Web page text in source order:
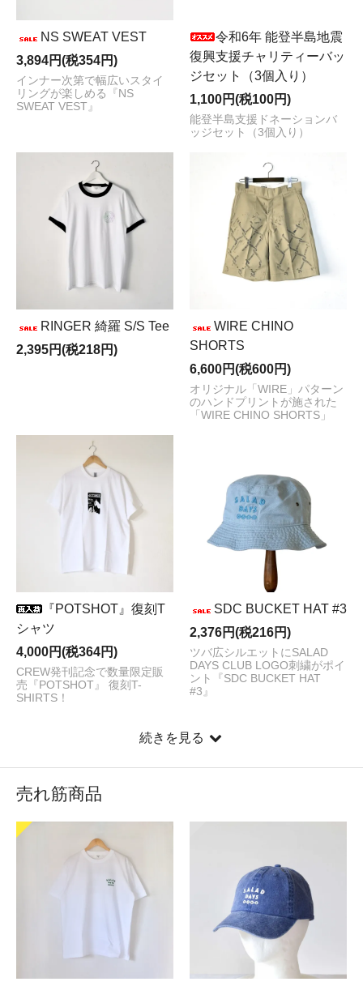
NS SWEAT VEST
3,894円(税354円)
インナー次第で幅広いスタイ
リングが楽しめる『NS
SWEAT VEST』
令和6年 能登半島地震
復興支援チャリティーバッ
ジセット（3個入り）
1,100円(税100円)
能登半島支援ドネーションバ
ッジセット（3個入り）
RINGER 綺羅 S/S Tee
2,395円(税218円)
WIRE CHINO
SHORTS
6,600円(税600円)
オリジナル「WIRE」パターン
のハンドプリントが施された
「WIRE CHINO SHORTS」
『POTSHOT』復刻T
シャツ
4,000円(税364円)
CREW発刊記念で数量限定販
売『POTSHOT』 復刻T-
SHIRTS！
SDC BUCKET HAT #3
2,376円(税216円)
ツバ広シルエットにSALAD
DAYS CLUB LOGO刺繍がポイ
ント『SDC BUCKET HAT
#3』
続きを見る
売れ筋商品